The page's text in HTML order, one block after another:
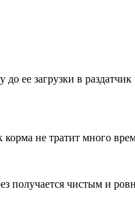
ее загрузки в
не тратит много
получается чистым и